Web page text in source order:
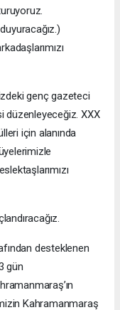
genç gazeteci
düzenleyeceğiz. XXX
için alanında
desteklenen
gün
Kahramanmaraş